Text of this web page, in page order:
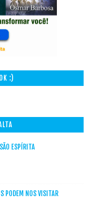
:)
ESPÍRITA
PODEM NOS VISITAR